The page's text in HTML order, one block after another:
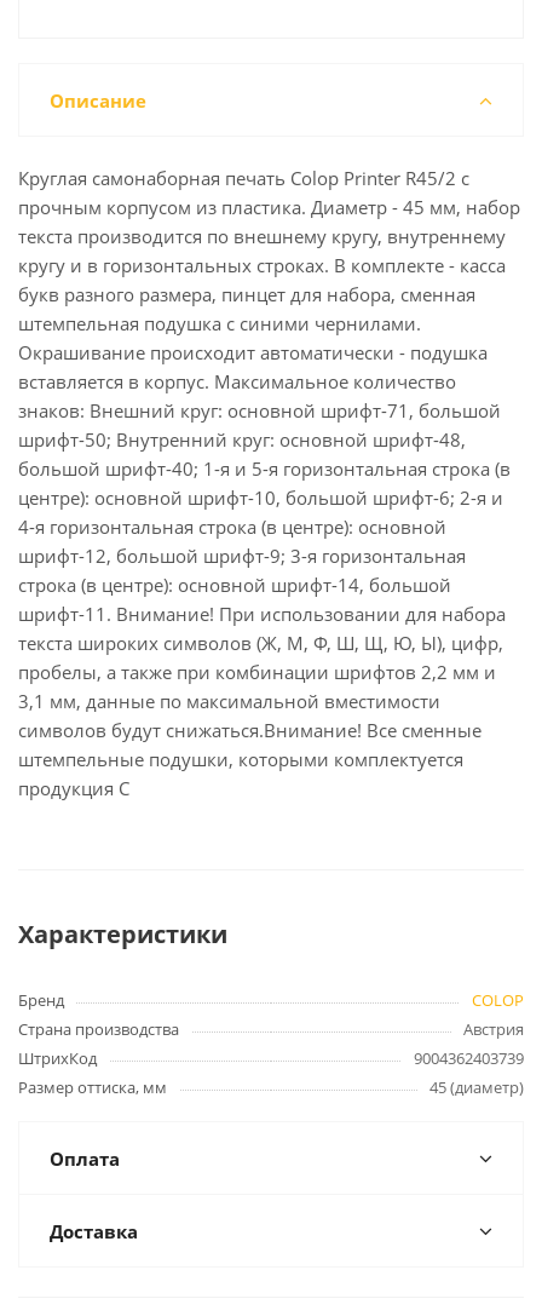
Описание
Круглая самонаборная печать Colop Printer R45/2 с
прочным корпусом из пластика. Диаметр - 45 мм, набор
текста производится по внешнему кругу, внутреннему
кругу и в горизонтальных строках. В комплекте - касса
букв разного размера, пинцет для набора, сменная
штемпельная подушка с синими чернилами.
Окрашивание происходит автоматически - подушка
вставляется в корпус. Максимальное количество
знаков: Внешний круг: основной шрифт-71, большой
шрифт-50; Внутренний круг: основной шрифт-48,
большой шрифт-40; 1-я и 5-я горизонтальная строка (в
центре): основной шрифт-10, большой шрифт-6; 2-я и
4-я горизонтальная строка (в центре): основной
шрифт-12, большой шрифт-9; 3-я горизонтальная
строка (в центре): основной шрифт-14, большой
шрифт-11. Внимание! При использовании для набора
текста широких символов (Ж, М, Ф, Ш, Щ, Ю, Ы), цифр,
пробелы, а также при комбинации шрифтов 2,2 мм и
3,1 мм, данные по максимальной вместимости
символов будут снижаться.Внимание! Все сменные
штемпельные подушки, которыми комплектуется
продукция C
Характеристики
Бренд
COLOP
Страна производства
Австрия
ШтрихКод
9004362403739
Размер оттиска, мм
45 (диаметр)
Оплата
Доставка